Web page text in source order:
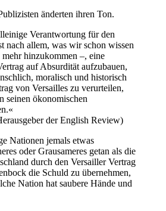
änderten ihren Ton.
Verantwortung für den
nach allem, was wir schon wissen
hinzukommen –, eine
auf Absurdität aufzubauen,
moralisch und historisch
von Versailles zu verurteilen,
seinen ökonomischen
der English Review)
Nationen jemals etwas
oder Grausameres getan als die
durch den Versailler Vertrag
die Schuld zu übernehmen,
Nation hat saubere Hände und